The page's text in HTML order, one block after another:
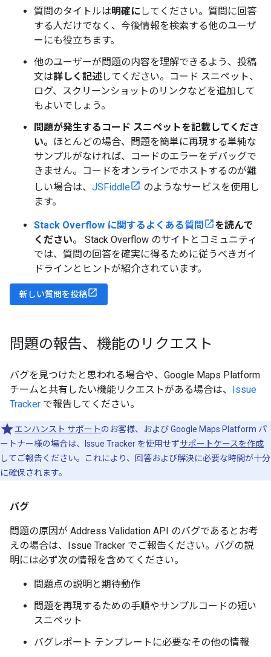
質問のタイトルは明確にしてください。質問に回答
する人だけでなく、今後情報を検索する他のユーザ
ーにも役立ちます。
他のユーザーが問題の内容を理解できるよう、投稿
文は詳しく記述してください。コード スニペット、
ログ、スクリーンショットのリンクなどを追加して
もよいでしょう。
問題が発生するコード スニペットを記載してくださ
い。 ほとんどの場合、問題を簡単に再現する単純な
サンプルがなければ、コードのエラーをデバッグで
きません。コードをオンラインでホストするのが難
しい場合は、 JSFiddle
のようなサービスを使用し
ます。
Stack Overflow に関するよくある質問
を読んで
ください。 Stack Overflow のサイトとコミュニティ
では、質問の回答を確実に得るために従うべきガイ
ドラインとヒントが紹介されています。
新しい質問を投稿
問題の報告、機能のリクエスト
バグを見つけたと思われる場合や、Google Maps Platform
チームと共有したい機能リクエストがある場合は、 Issue
Tracker で報告してください。
エンハンスト サポートのお客様、および Google Maps Platform パ
ートナー様の場合は、Issue Tracker を使用せずサポートケースを作成
してご報告ください。これにより、回答および解決に必要な時間が十分
に確保されます。
バグ
問題の原因が Address Validation API のバグであるとお考
えの場合は、Issue Tracker でご報告ください。バグの説
明には必ず次の情報を含めてください。
問題点の説明と期待動作
問題を再現するための手順やサンプルコードの短い
スニペット
バグレポート テンプレートに必要なその他の情報